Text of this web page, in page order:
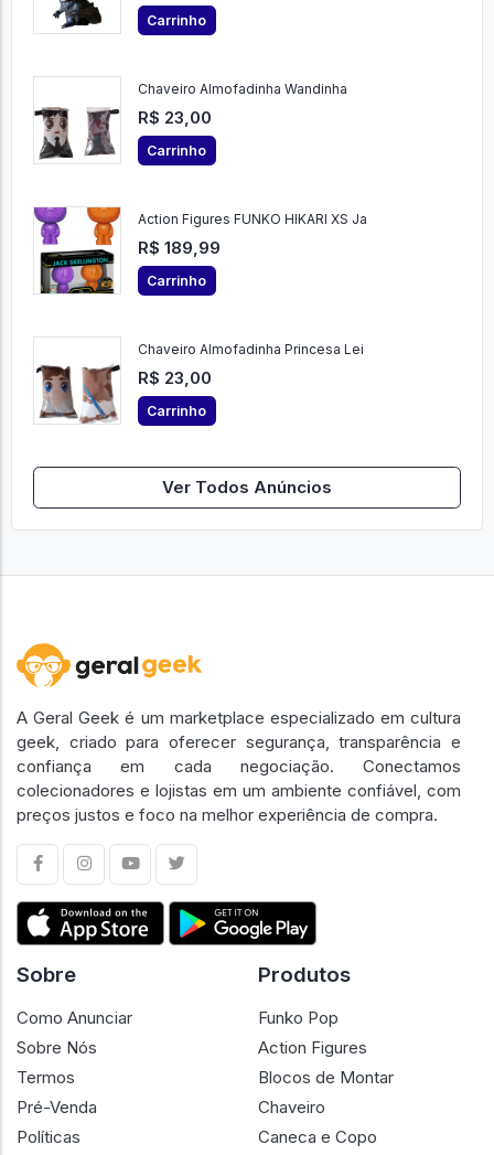
Carrinho
Chaveiro Almofadinha Wandinha
R$ 23,00
Carrinho
Action Figures FUNKO HIKARI XS Ja
R$ 189,99
Carrinho
Chaveiro Almofadinha Princesa Lei
R$ 23,00
Carrinho
Ver Todos Anúncios
A Geral Geek é um marketplace especializado em cultura
geek, criado para oferecer segurança, transparência e
confiança em cada negociação. Conectamos
colecionadores e lojistas em um ambiente confiável, com
preços justos e foco na melhor experiência de compra.
Sobre
Como Anunciar
Sobre Nós
Termos
Pré-Venda
Políticas
Produtos
Funko Pop
Action Figures
Blocos de Montar
Chaveiro
Caneca e Copo